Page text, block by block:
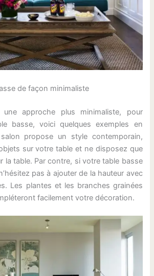
de façon minimaliste
approche plus minimaliste, pour
basse, voici quelques exemples en
propose un style contemporain,
sur votre table et ne disposez que
la table. Par contre, si votre table basse
pas à ajouter de la hauteur avec
Les plantes et les branches grainées
facilement votre décoration.